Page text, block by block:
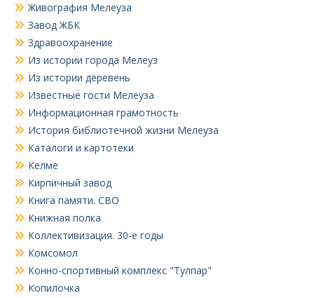
Живография Мелеуза
Завод ЖБК
Здравоохранение
Из истории города Мелеуз
Из истории деревень
Известные гости Мелеуза
Информационная грамотность
История библиотечной жизни Мелеуза
Каталоги и картотеки
Келме
Кирпичный завод
Книга памяти. СВО
Книжная полка
Коллективизация. 30-е годы
Комсомол
Конно-спортивный комплекс "Тулпар"
Копилочка